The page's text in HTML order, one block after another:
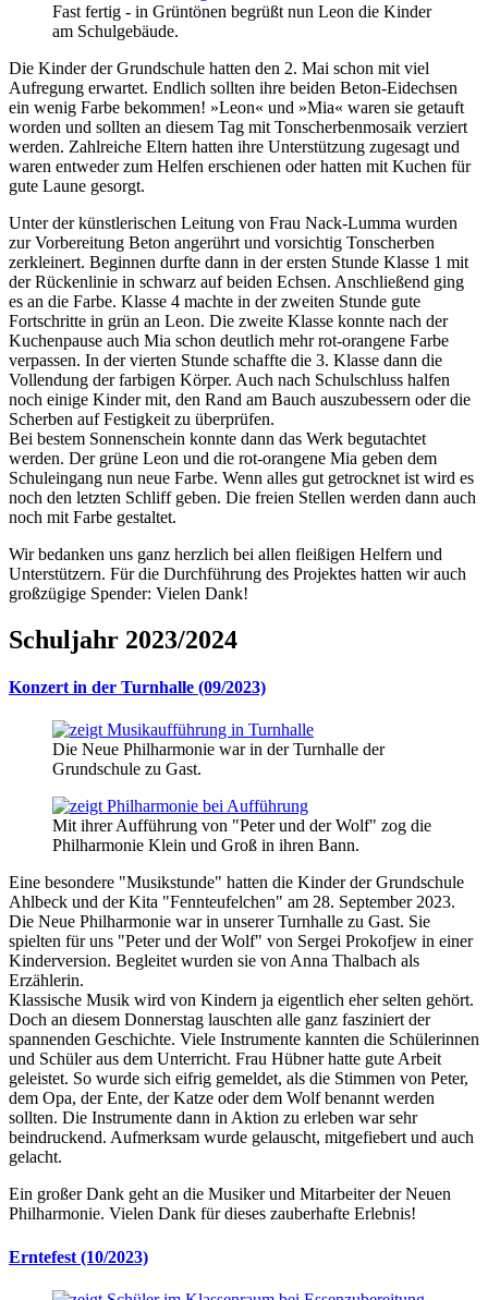
Fast fertig - in Grüntönen begrüßt nun Leon die Kinder
am Schulgebäude.
Die Kinder der Grundschule hatten den 2. Mai schon mit viel
Aufregung erwartet. Endlich sollten ihre beiden Beton-Eidechsen
ein wenig Farbe bekommen! »Leon« und »Mia« waren sie getauft
worden und sollten an diesem Tag mit Tonscherbenmosaik verziert
werden. Zahlreiche Eltern hatten ihre Unterstützung zugesagt und
waren entweder zum Helfen erschienen oder hatten mit Kuchen für
gute Laune gesorgt.
Unter der künstlerischen Leitung von Frau Nack-Lumma wurden
zur Vorbereitung Beton angerührt und vorsichtig Tonscherben
zerkleinert. Beginnen durfte dann in der ersten Stunde Klasse 1 mit
der Rückenlinie in schwarz auf beiden Echsen. Anschließend ging
es an die Farbe. Klasse 4 machte in der zweiten Stunde gute
Fortschritte in grün an Leon. Die zweite Klasse konnte nach der
Kuchenpause auch Mia schon deutlich mehr rot-orangene Farbe
verpassen. In der vierten Stunde schaffte die 3. Klasse dann die
Vollendung der farbigen Körper. Auch nach Schulschluss halfen
noch einige Kinder mit, den Rand am Bauch auszubessern oder die
Scherben auf Festigkeit zu überprüfen.
Bei bestem Sonnenschein konnte dann das Werk begutachtet
werden. Der grüne Leon und die rot-orangene Mia geben dem
Schuleingang nun neue Farbe. Wenn alles gut getrocknet ist wird es
noch den letzten Schliff geben. Die freien Stellen werden dann auch
noch mit Farbe gestaltet.
Wir bedanken uns ganz herzlich bei allen fleißigen Helfern und
Unterstützern. Für die Durchführung des Projektes hatten wir auch
großzügige Spender: Vielen Dank!
Schuljahr 2023/2024
Konzert in der Turnhalle (09/2023)
Die Neue Philharmonie war in der Turnhalle der
Grundschule zu Gast.
Mit ihrer Aufführung von "Peter und der Wolf" zog die
Philharmonie Klein und Groß in ihren Bann.
Eine besondere "Musikstunde" hatten die Kinder der Grundschule
Ahlbeck und der Kita "Fennteufelchen" am 28. September 2023.
Die Neue Philharmonie war in unserer Turnhalle zu Gast. Sie
spielten für uns "Peter und der Wolf" von Sergei Prokofjew in einer
Kinderversion. Begleitet wurden sie von Anna Thalbach als
Erzählerin.
Klassische Musik wird von Kindern ja eigentlich eher selten gehört.
Doch an diesem Donnerstag lauschten alle ganz fasziniert der
spannenden Geschichte. Viele Instrumente kannten die Schülerinnen
und Schüler aus dem Unterricht. Frau Hübner hatte gute Arbeit
geleistet. So wurde sich eifrig gemeldet, als die Stimmen von Peter,
dem Opa, der Ente, der Katze oder dem Wolf benannt werden
sollten. Die Instrumente dann in Aktion zu erleben war sehr
beindruckend. Aufmerksam wurde gelauscht, mitgefiebert und auch
gelacht.
Ein großer Dank geht an die Musiker und Mitarbeiter der Neuen
Philharmonie. Vielen Dank für dieses zauberhafte Erlebnis!
Erntefest (10/2023)